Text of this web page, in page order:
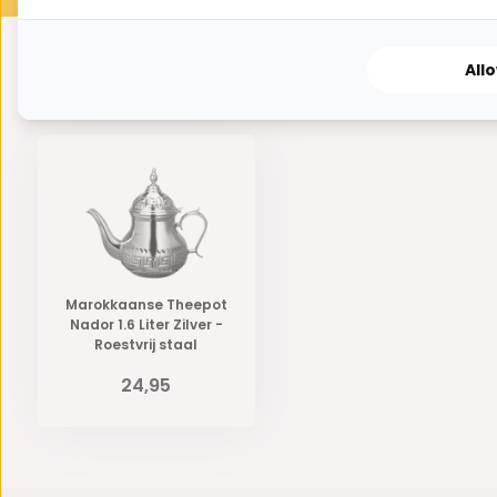
Marokkaanse Theepot
Nador 1.6 Liter Zilver -
Roestvrij staal
24,95